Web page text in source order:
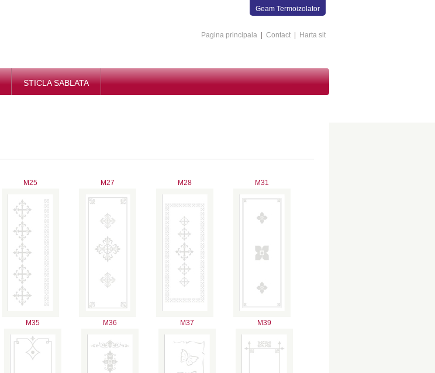
Pagina principala Contact Harta sit
Geam Termoizolator
STICLA SABLATA
M25 M27 M28 M31
M35 M36 M37 M39